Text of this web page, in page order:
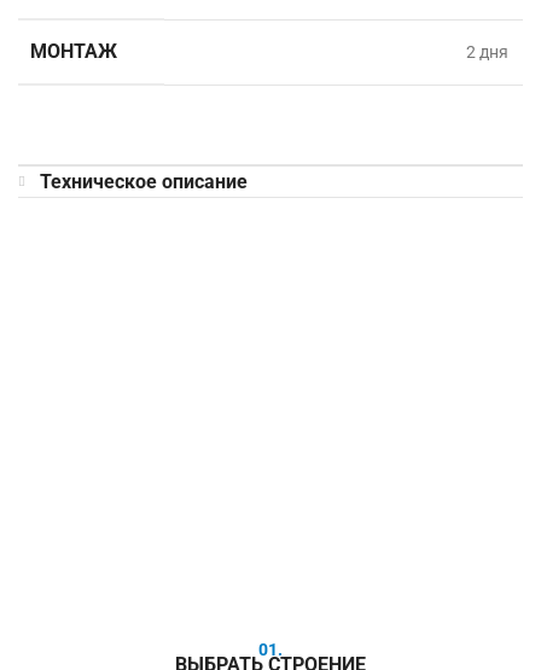
МОНТАЖ 2 дня
Техническое описание
01.
ВЫБРАТЬ СТРОЕНИЕ